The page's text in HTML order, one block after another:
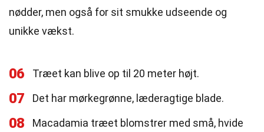
nødder, men også for sit smukke udseende og
unikke vækst.
06 Træet kan blive op til 20 meter højt.
07 Det har mørkegrønne, læderagtige blade.
08
Macadamia træet blomstrer med små, hvide